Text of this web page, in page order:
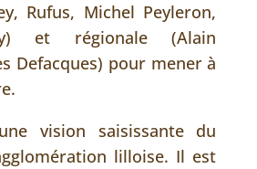
Rufus, Michel Peyleron,
et régionale (Alain
Defacques) pour mener à
vision saisissante du
lilloise. Il est